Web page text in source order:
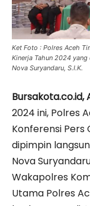
Ket Foto : Polres Aceh
Kinerja Tahun 2024
Nova Suryandaru, S.I.K.
Bursakota.co.id,
2024 ini, Polres
Konferensi Pers
dipimpin
Nova
Wakapolres
Utama Polres